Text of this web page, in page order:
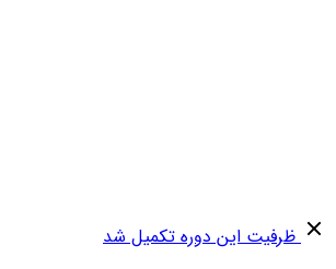
ظرفیت این دوره تکمیل شد